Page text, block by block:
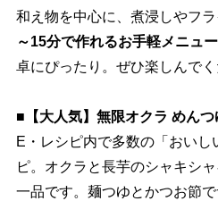
和え物を中心に、煮浸しやフ
～15分で作れるお手軽メニュー
卓にぴったり。ぜひ楽しんでく
■【大人気】無限オクラ めん
E・レシピ内で多数の「おい
ピ。オクラと長芋のシャキシ
一品です。麺つゆとかつお節